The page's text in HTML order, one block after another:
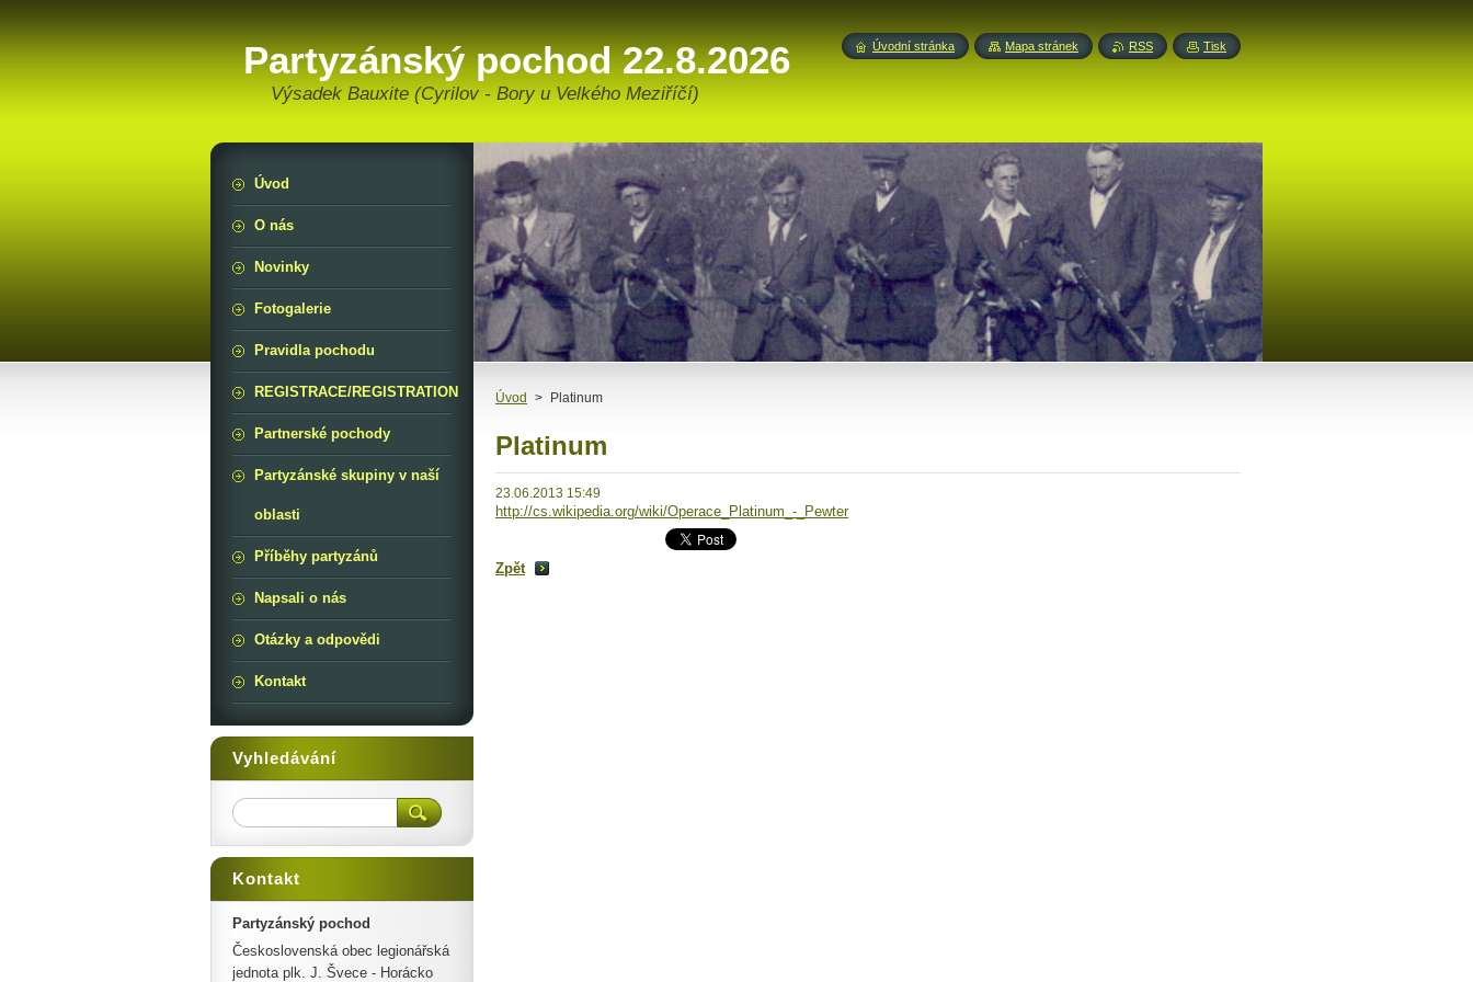
Partyzánský pochod 22.8.2026
Výsadek Bauxite (Cyrilov - Bory u Velkého Meziříčí)
Úvod > Platinum
Platinum
23.06.2013 15:49
http://cs.wikipedia.org/wiki/Operace_Platinum_-_Pewter
Zpět
Úvod
O nás
Novinky
Fotogalerie
Pravidla pochodu
REGISTRACE/REGISTRATION
Partnerské pochody
Partyzánské skupiny v naší
oblasti
Příběhy partyzánů
Napsali o nás
Otázky a odpovědi
Kontakt
Vyhledávání
Kontakt
Partyzánský pochod
Československá obec legionářská
jednota plk. J. Švece - Horácko
Úvodní stránka Mapa stránek RSS Tisk